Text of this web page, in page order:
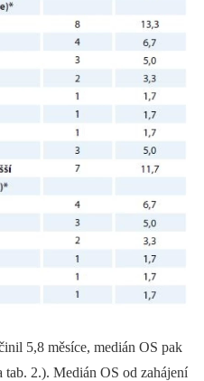
5,8 měsíce, medián OS pak
2.). Medián OS od zahájení